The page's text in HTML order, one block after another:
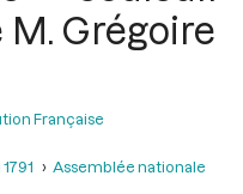
Grégoire
Française
Assemblée nationale